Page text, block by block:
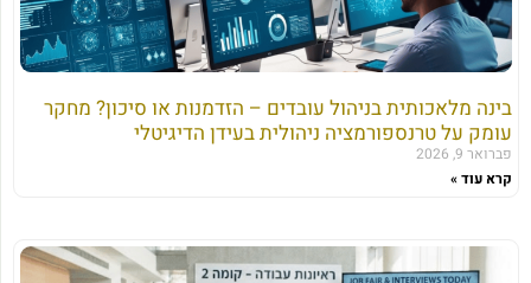
בינה מלאכותית בניהול עובדים – הזדמנות או סיכון? מחקר
עומק על טרנספורמציה ניהולית בעידן הדיגיטלי
פברואר 9, 2026
קרא עוד »